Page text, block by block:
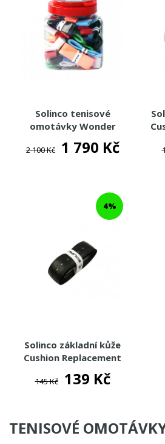
Solinco tenisové
omotávky Wonder
2 100 Kč 1 790 Kč
4%
Solinco základní kůže
Cushion Replacement
145 Kč 139 Kč
TENISOVÉ